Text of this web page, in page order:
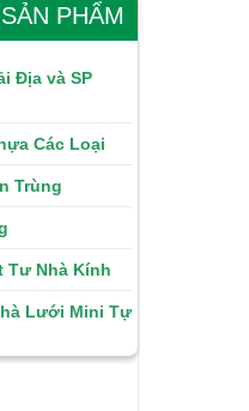
PHẨM
Địa và SP
Các Loại
Trùng
Tư Nhà Kính
Lưới Mini Tự